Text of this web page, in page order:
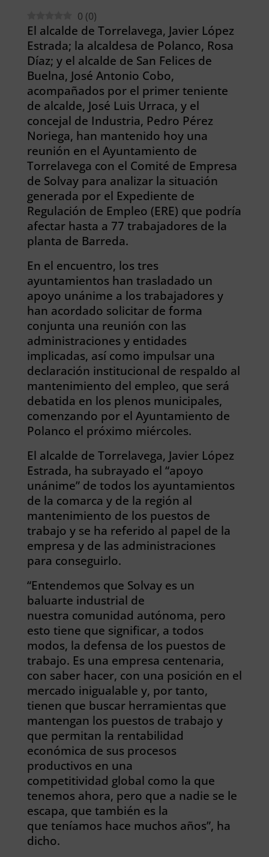
0 (0)
El alcalde de Torrelavega, Javier López
Estrada; la alcaldesa de Polanco, Rosa
Díaz; y el alcalde de San Felices de
Buelna, José Antonio Cobo,
acompañados por el primer teniente
de alcalde, José Luis Urraca, y el
concejal de Industria, Pedro Pérez
Noriega, han mantenido hoy una
reunión en el Ayuntamiento de
Torrelavega con el Comité de Empresa
de Solvay para analizar la situación
generada por el Expediente de
Regulación de Empleo (ERE) que podría
afectar hasta a 77 trabajadores de la
planta de Barreda.
En el encuentro, los tres
ayuntamientos han trasladado un
apoyo unánime a los trabajadores y
han acordado solicitar de forma
conjunta una reunión con las
administraciones y entidades
implicadas, así como impulsar una
declaración institucional de respaldo al
mantenimiento del empleo, que será
debatida en los plenos municipales,
comenzando por el Ayuntamiento de
Polanco el próximo miércoles.
El alcalde de Torrelavega, Javier López
Estrada, ha subrayado el “apoyo
unánime” de todos los ayuntamientos
de la comarca y de la región al
mantenimiento de los puestos de
trabajo y se ha referido al papel de la
empresa y de las administraciones
para conseguirlo.
“Entendemos que Solvay es un
baluarte industrial de
nuestra comunidad autónoma, pero
esto tiene que significar, a todos
modos, la defensa de los puestos de
trabajo. Es una empresa centenaria,
con saber hacer, con una posición en el
mercado inigualable y, por tanto,
tienen que buscar herramientas que
mantengan los puestos de trabajo y
que permitan la rentabilidad
económica de sus procesos
productivos en una
competitividad global como la que
tenemos ahora, pero que a nadie se le
escapa, que también es la
que teníamos hace muchos años”, ha
dicho.